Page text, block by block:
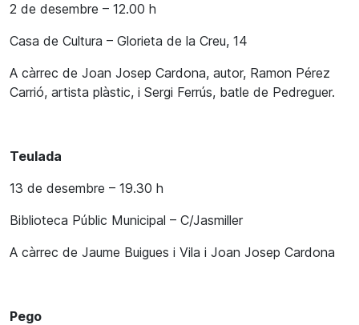
2 de desembre – 12.00 h
Casa de Cultura – Glorieta de la Creu, 14
A càrrec de Joan Josep Cardona, autor, Ramon Pérez
Carrió, artista plàstic, i Sergi Ferrús, batle de Pedreguer.
Teulada
13 de desembre – 19.30 h
Biblioteca Públic Municipal – C/Jasmiller
A càrrec de Jaume Buigues i Vila i Joan Josep Cardona
Pego